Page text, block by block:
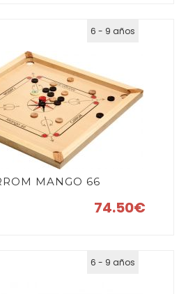
6 - 9 años
MANGO 66
74.50€
6 - 9 años